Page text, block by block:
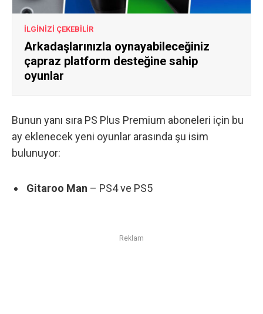
İLGİNİZİ ÇEKEBİLİR
Arkadaşlarınızla oynayabileceğiniz
çapraz platform desteğine sahip
oyunlar
Bunun yanı sıra PS Plus Premium aboneleri için bu
ay eklenecek yeni oyunlar arasında şu isim
bulunuyor:
Gitaroo Man – PS4 ve PS5
Reklam